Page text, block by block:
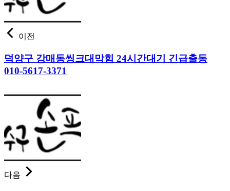
이전
덕양구 강매동씽크대막힘 24시간대기 긴급출동
010-5617-3371
다음